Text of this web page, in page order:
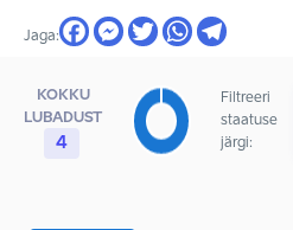
Jaga:
KOKKU
LUBADUST
4
Filtreeri
staatuse
järgi: